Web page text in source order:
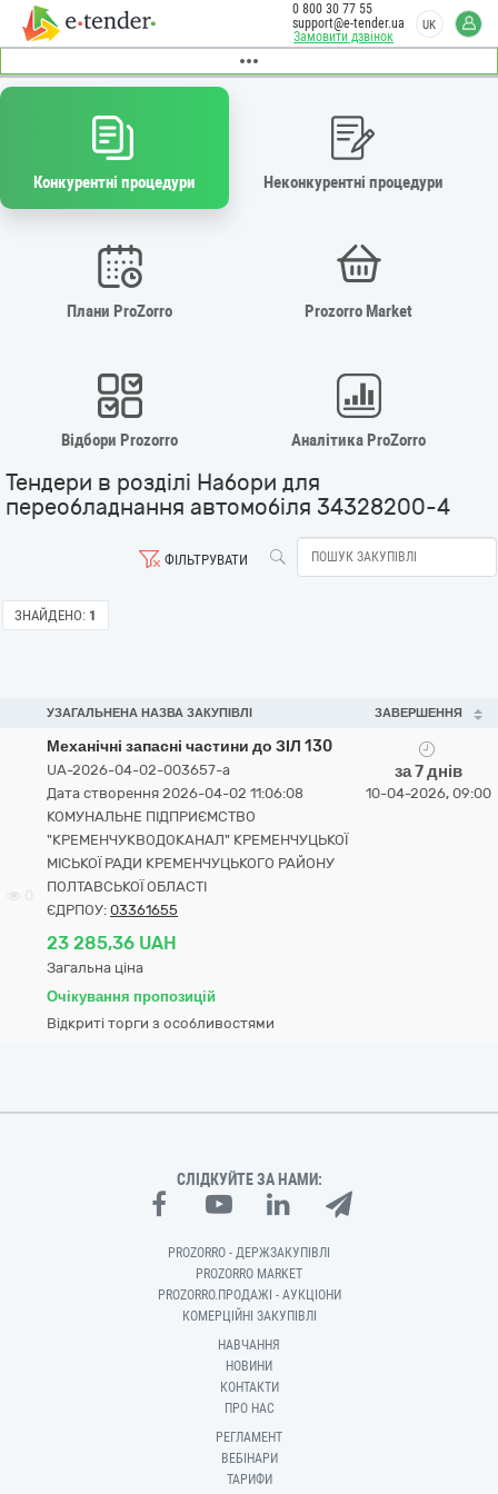
Замовити дзвінок
0 800 30 77 55
support@e-tender.ua
UK
Конкурентні процедури Неконкурентні процедури
Плани ProZorro Prozorro Market
Відбори Prozorro Аналітика ProZorro
Тендери в розділі Набори для
переобладнання автомобіля 34328200-4
ФІЛЬТРУВАТИ
ЗНАЙДЕНО: 1
УЗАГАЛЬНЕНА НАЗВА ЗАКУПІВЛІ ЗАВЕРШЕННЯ
Механічні запасні частини до ЗІЛ 130
UA-2026-04-02-003657-a
Дата створення 2026-04-02 11:06:08
КОМУНАЛЬНЕ ПІДПРИЄМСТВО
"КРЕМЕНЧУКВОДОКАНАЛ" КРЕМЕНЧУЦЬКОЇ
МІСЬКОЇ РАДИ КРЕМЕНЧУЦЬКОГО РАЙОНУ
ПОЛТАВСЬКОЇ ОБЛАСТІ
ЄДРПОУ: 03361655
23 285,36 UAH
Загальна ціна
Очікування пропозицій
Відкриті торги з особливостями
за 7 днів
10-04-2026, 09:00
СЛІДКУЙТЕ ЗА НАМИ:
PROZORRO - ДЕРЖЗАКУПІВЛІ
PROZORRO MARKET
PROZORRO.ПРОДАЖІ - АУКЦІОНИ
КОМЕРЦІЙНІ ЗАКУПІВЛІ
НАВЧАННЯ
НОВИНИ
КОНТАКТИ
ПРО НАС
РЕГЛАМЕНТ
ВЕБІНАРИ
ТАРИФИ